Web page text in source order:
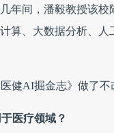
年间，潘毅教授该校
算、大数据分析、人
健AI掘金志》做了不
医疗领域？